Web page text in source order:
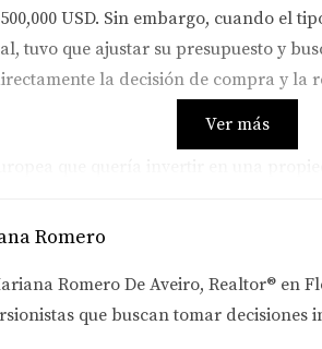
USD. Sin embargo, cuando el
tuvo que ajustar su presupuesto y
la decisión de compra y la
considerablemente. A pesar de
durante la temporada alta. Su
Ver más
Romero
Romero De Aveiro, Realtor® en
que buscan tomar decisiones